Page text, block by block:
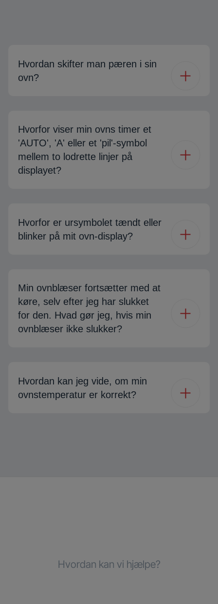
Hvordan skifter man pæren i sin
ovn?
Hvorfor viser min ovns timer et
'AUTO', 'A' eller et 'pil'-symbol
mellem to lodrette linjer på
displayet?
Hvorfor er ursymbolet tændt eller
blinker på mit ovn-display?
Min ovnblæser fortsætter med at
køre, selv efter jeg har slukket
for den. Hvad gør jeg, hvis min
ovnblæser ikke slukker?
Hvordan kan jeg vide, om min
ovnstemperatur er korrekt?
Hvordan kan vi hjælpe?